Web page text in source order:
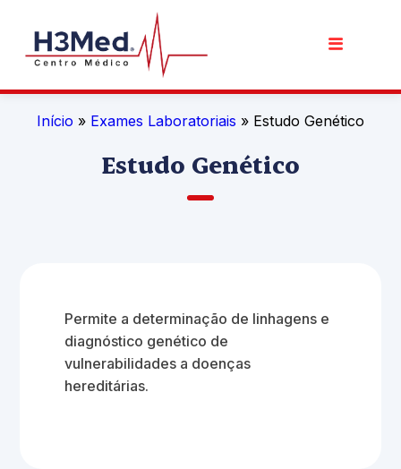
Início » Exames Laboratoriais » Estudo Genético
Estudo Genético
Permite a determinação de linhagens e
diagnóstico genético de
vulnerabilidades a doenças
hereditárias.